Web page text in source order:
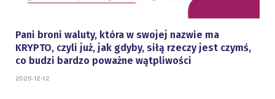
Pani broni waluty, która w swojej nazwie ma
KRYPTO, czyli już, jak gdyby, siłą rzeczy jest czymś,
co budzi bardzo poważne wątpliwości
2025-12-12